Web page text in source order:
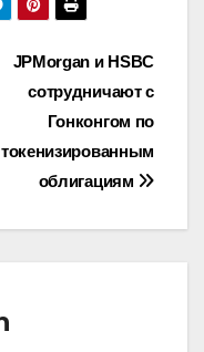
JPMorgan и HSBC
сотрудничают с
Гонконгом по
токенизированным
облигациям